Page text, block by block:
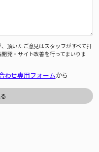
頂いたご意見はスタッフがすべて拝
発・サイト改善を行ってまいりま
わせ専用フォームから